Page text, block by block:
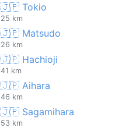
🇯🇵 Tokio
25 km
🇯🇵 Matsudo
26 km
🇯🇵 Hachioji
41 km
🇯🇵 Aihara
46 km
🇯🇵 Sagamihara
53 km